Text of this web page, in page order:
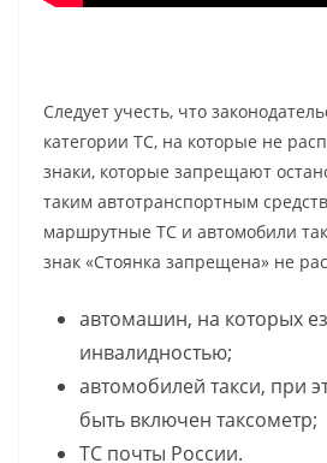
Следует учесть, что
категории ТС, на которые не
знаки, которые запрещают
таким автотранспортным
маршрутные ТС и автомобили
знак «Стоянка запрещена» не
автомашин, на которых
инвалидностью;
автомобилей такси, при
быть включен таксометр;
ТС почты России.